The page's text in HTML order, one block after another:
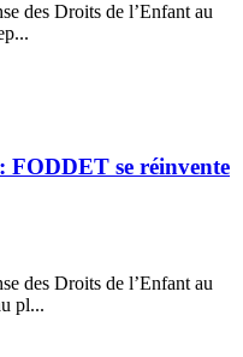
des Droits de l’Enfant au
FODDET se réinvente
des Droits de l’Enfant au
pl...